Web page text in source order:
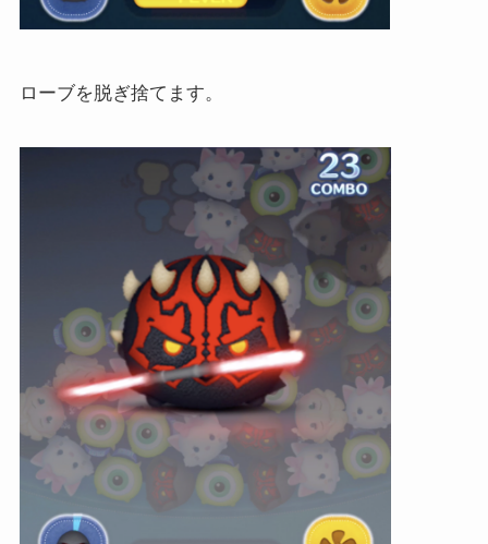
ローブを脱ぎ捨てます。